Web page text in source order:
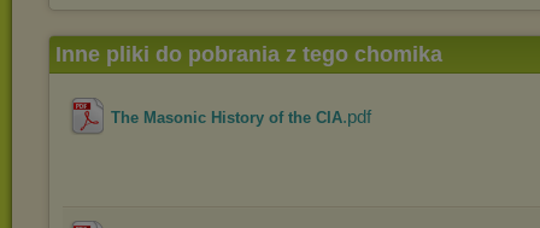
Inne pliki do pobrania z tego chomika
The Masonic History of the CIA.pdf